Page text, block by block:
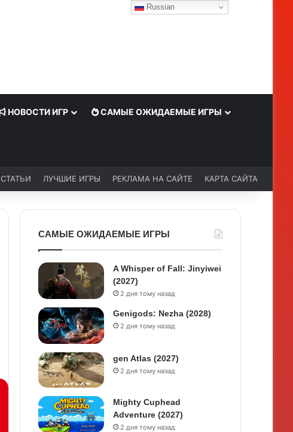
НОВОСТИ ИГР САМЫЕ ОЖИДАЕМЫЕ ИГРЫ
СТАТЬИ ЛУЧШИЕ ИГРЫ РЕКЛАМА НА САЙТЕ КАРТА САЙТА
САМЫЕ ОЖИДАЕМЫЕ ИГРЫ
A Whisper of Fall: Jinyiwei
(2027)
2 дня тому назад
Genigods: Nezha (2028)
2 дня тому назад
gen Atlas (2027)
2 дня тому назад
Mighty Cuphead
Adventure (2027)
2 дня тому назад
Russian